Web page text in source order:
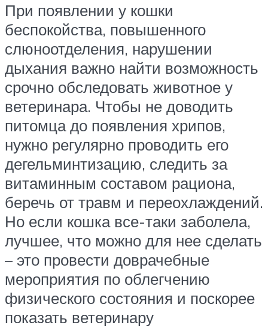
При появлении у кошки
беспокойства, повышенного
слюноотделения, нарушении
дыхания важно найти возможность
срочно обследовать животное у
ветеринара. Чтобы не доводить
питомца до появления хрипов,
нужно регулярно проводить его
дегельминтизацию, следить за
витаминным составом рациона,
беречь от травм и переохлаждений.
Но если кошка все-таки заболела,
лучшее, что можно для нее сделать
– это провести доврачебные
мероприятия по облегчению
физического состояния и поскорее
показать ветеринару